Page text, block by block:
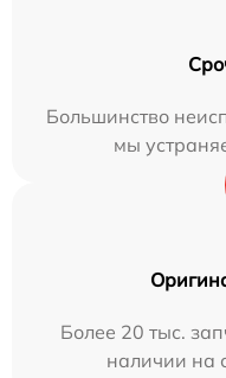
Большинство
мы
Более 20 тыс.
наличии на